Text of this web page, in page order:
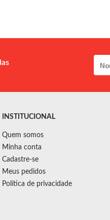
INSTITUCIONAL
Quem somos
Minha conta
Cadastre-se
Meus pedidos
Política de privacidade